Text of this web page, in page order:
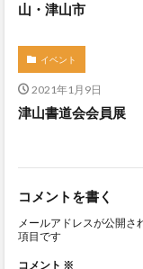
山・津山市
イベント
2021年1月9日
津山書道会会員展
コメントを書く
メールアドレスが公開さ
項目です
コメント ※